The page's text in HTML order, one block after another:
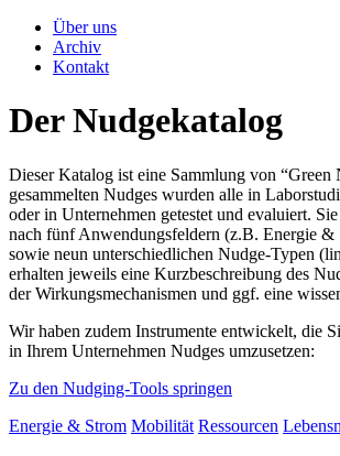
Über uns
Archiv
Kontakt
Der Nudgekatalog
Dieser Katalog ist eine Sammlung von “Green
gesammelten Nudges wurden alle in
oder in Unternehmen getestet und evaluiert.
nach fünf Anwendungsfeldern (z.B. Energie &
sowie neun unterschiedlichen Nudge-Typen
erhalten jeweils eine Kurzbeschreibung des
der Wirkungsmechanismen und ggf. eine
Wir haben zudem Instrumente entwickelt, die
in Ihrem Unternehmen Nudges umzusetzen:
Zu den Nudging-Tools springen
Energie & Strom Mobilität Ressourcen